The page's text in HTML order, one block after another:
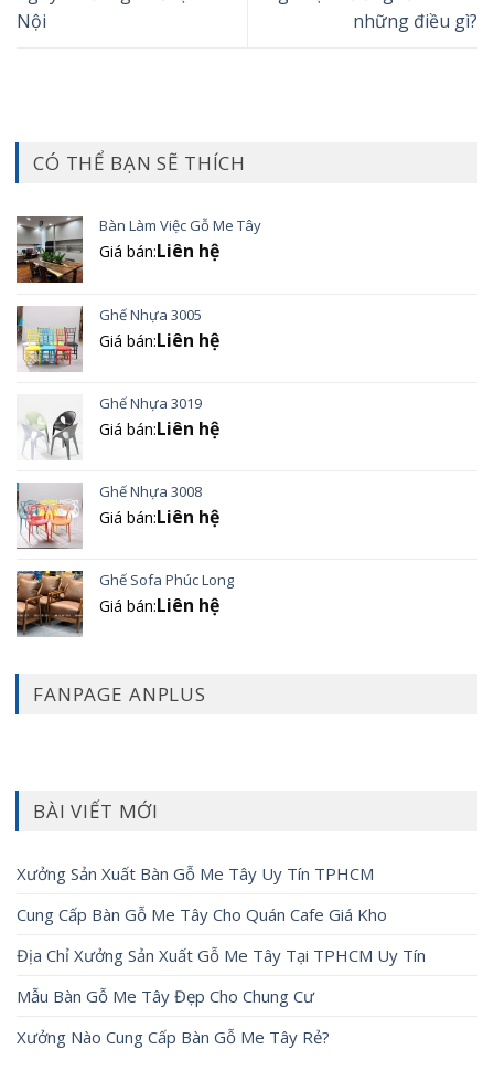
Nội
những điều gì?
CÓ THỂ BẠN SẼ THÍCH
Bàn Làm Việc Gỗ Me Tây
Giá bán:Liên hệ
Ghế Nhựa 3005
Giá bán:Liên hệ
Ghế Nhựa 3019
Giá bán:Liên hệ
Ghế Nhựa 3008
Giá bán:Liên hệ
Ghế Sofa Phúc Long
Giá bán:Liên hệ
FANPAGE ANPLUS
BÀI VIẾT MỚI
Xưởng Sản Xuất Bàn Gỗ Me Tây Uy Tín TPHCM
Cung Cấp Bàn Gỗ Me Tây Cho Quán Cafe Giá Kho
Địa Chỉ Xưởng Sản Xuất Gỗ Me Tây Tại TPHCM Uy Tín
Mẫu Bàn Gỗ Me Tây Đẹp Cho Chung Cư
Xưởng Nào Cung Cấp Bàn Gỗ Me Tây Rẻ?